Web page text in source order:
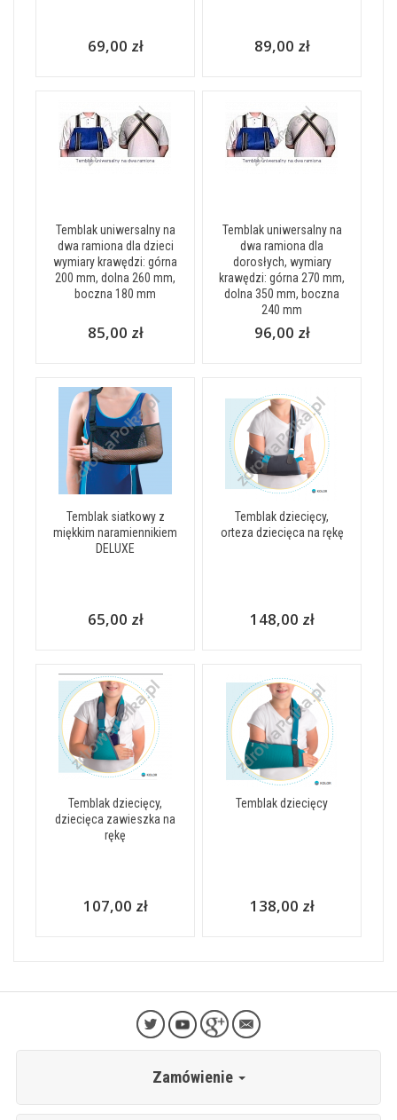
69,00 zł 89,00 zł
Temblak uniwersalny na
dwa ramiona dla dzieci
wymiary krawędzi: górna
200 mm, dolna 260 mm,
boczna 180 mm
85,00 zł
Temblak uniwersalny na
dwa ramiona dla
dorosłych, wymiary
krawędzi: górna 270 mm,
dolna 350 mm, boczna
240 mm
96,00 zł
Temblak siatkowy z
miękkim naramiennikiem
DELUXE
65,00 zł
Temblak dziecięcy,
orteza dziecięca na rękę
148,00 zł
Temblak dziecięcy,
dziecięca zawieszka na
rękę
107,00 zł
Temblak dziecięcy
138,00 zł
Zamówienie